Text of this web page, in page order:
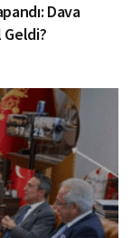
Dava
Geldi?